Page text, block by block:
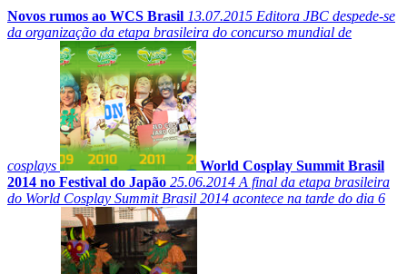
Novos rumos ao WCS Brasil 13.07.2015 Editora JBC despede-se
da organização da etapa brasileira do concurso mundial de
cosplays
World Cosplay Summit Brasil
2014 no Festival do Japão 25.06.2014 A final da etapa brasileira
do World Cosplay Summit Brasil 2014 acontece na tarde do dia 6